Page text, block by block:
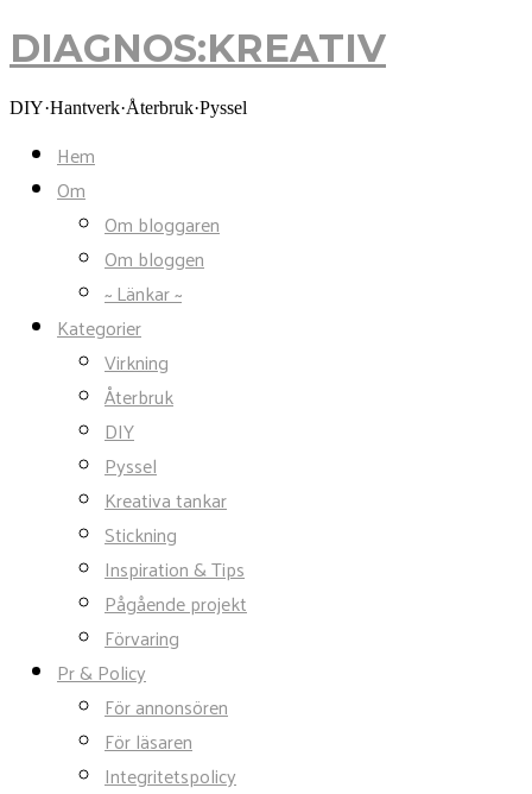
DIAGNOS:KREATIV
DIAGNOS:KREATIV
DIY·Hantverk·Återbruk·Pyssel
Hem
Om
Om bloggaren
Om bloggen
~ Länkar ~
Kategorier
Virkning
Återbruk
DIY
Pyssel
Kreativa tankar
Stickning
Inspiration & Tips
Pågående projekt
Förvaring
Pr & Policy
För annonsören
För läsaren
Integritetspolicy